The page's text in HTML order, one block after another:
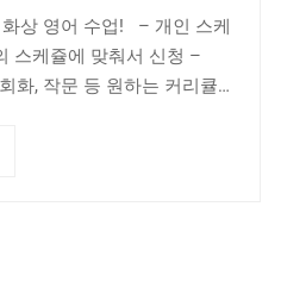
가
:
₩52,500.
화상 영어 수업! – 개인 스케
스케쥴에 맞춰서 신청 –
화, 작문 등 원하는 커리큘럼